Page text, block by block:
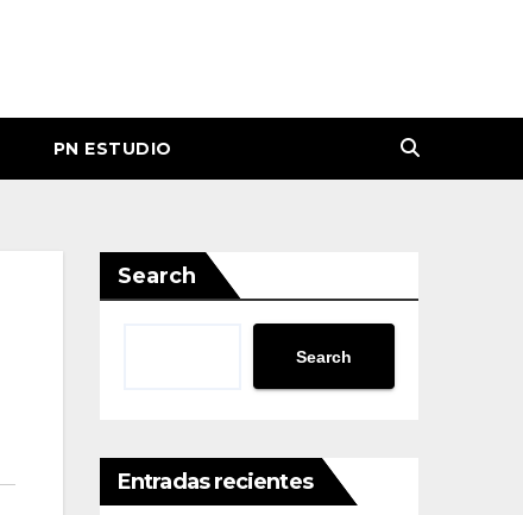
PN ESTUDIO
Search
Search
Entradas recientes